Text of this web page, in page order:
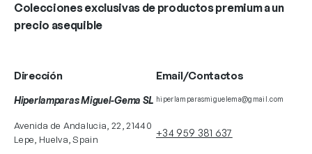
Colecciones exclusivas de productos premium a un
precio asequible
Dirección
Hiperlamparas Miguel-Gema SL
Avenida de Andalucia, 22, 21440
Lepe, Huelva, Spain
Email/Contactos
hiperlamparasmiguelema@gmail.com
+34 959 381 637